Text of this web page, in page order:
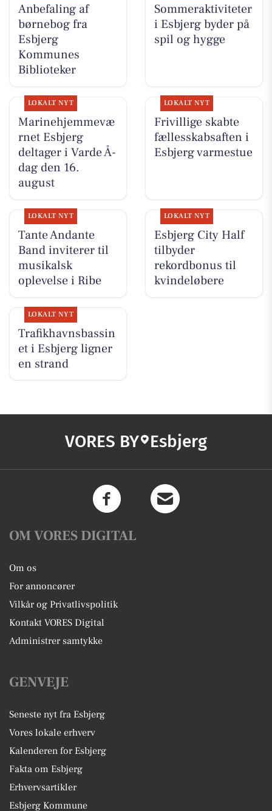
Anbefaling af
børnebog fra
Esbjerg
Kommunes
Biblioteker
Sommeraktiviteter
i Esbjerg byder på
spil og hygge
LOKALT NYT
Marinehjemmevæ
rnet Esbjerg
deltager i Varde Å-
dag den 16.
august
LOKALT NYT
Frivillige skabte
fællesskabsaften i
Esbjerg varmestue
LOKALT NYT
Tante Andante
Band inviterer til
musikalsk
oplevelse i Ribe
LOKALT NYT
Esbjerg City Half
tilbyder
rekordbonus til
kvindeløbere
LOKALT NYT
Trafikhavnsbassin
et i Esbjerg ligner
en strand
VORES BY Esbjerg
OM VORES DIGITAL
Om os
For annoncører
Vilkår og Privatlivspolitik
Kontakt VORES Digital
Administrer samtykke
GENVEJE
Seneste nyt fra Esbjerg
Vores lokale erhverv
Kalenderen for Esbjerg
Fakta om Esbjerg
Erhvervsartikler
Esbjerg Kommune